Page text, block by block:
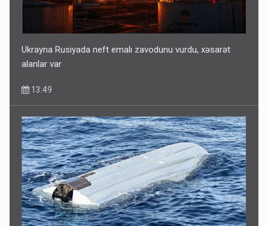
Ukrayna Rusiyada neft emalı zavodunu vurdu, xəsarət
alanlar var
13:49